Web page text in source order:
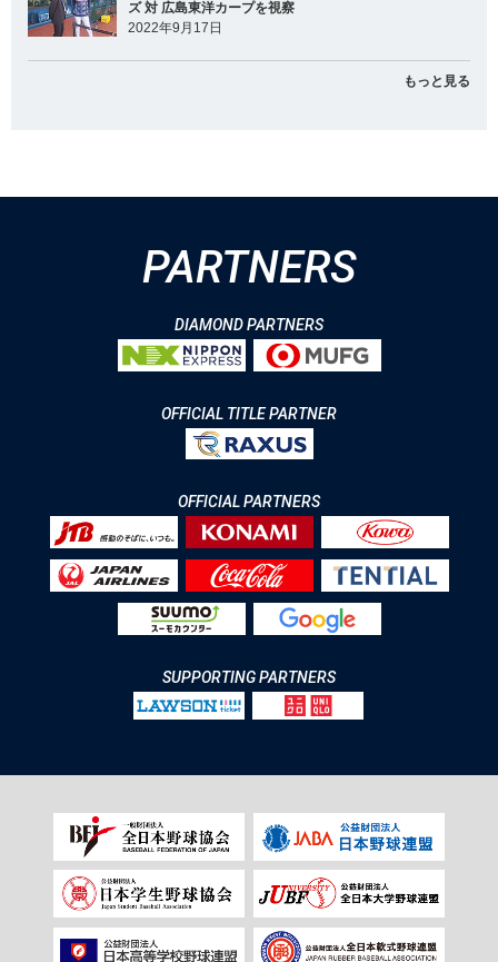
ズ 対 広島東洋カープを視察
2022年9月17日
もっと見る
PARTNERS
DIAMOND PARTNERS
OFFICIAL TITLE PARTNER
OFFICIAL PARTNERS
SUPPORTING PARTNERS